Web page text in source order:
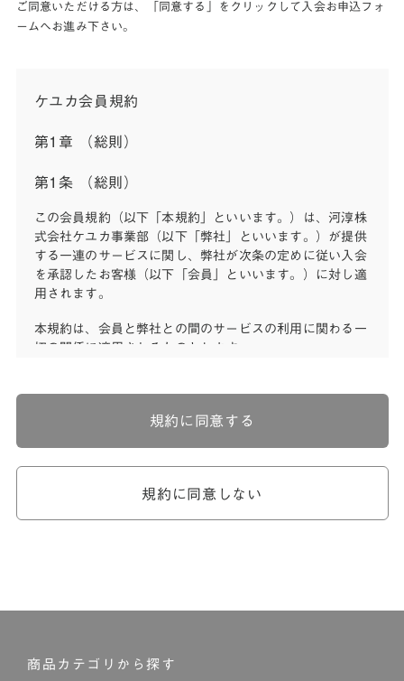
ご同意いただける方は、「同意する」をクリックして入会お申込フォ
ームへお進み下さい。
ケユカ会員規約
第1章 （総則）
第1条 （総則）
この会員規約（以下「本規約」といいます。）は、河淳株
式会社ケユカ事業部（以下「弊社」といいます。）が提供
する一連のサービスに関し、弊社が次条の定めに従い入会
を承認したお客様（以下「会員」といいます。）に対し適
用されます。
本規約は、会員と弊社との間のサービスの利用に関わる一
切の関係に適用されるものとします。
ら個別規定はその名称のいかんに関わらず、本規約の一部
めが優先されるものとします。
ません。
規約に同意しない
規約に同意する
商品カテゴリから探す